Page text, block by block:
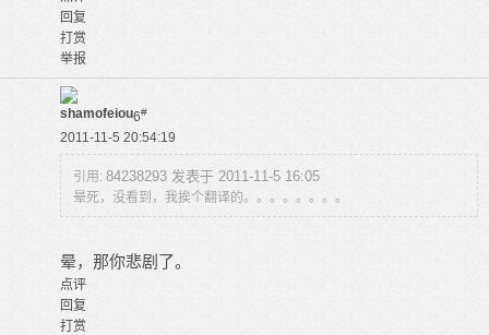
回复
打赏
举报
shamofeiou6#
2011-11-5 20:54:19
引用: 84238293 发表于 2011-11-5 16:05
晕死，没看到，我挨个翻译的。。。。。。。。
晕，那你悲剧了。
点评
回复
打赏